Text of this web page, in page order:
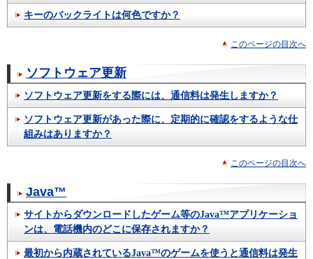
キーのバックライトは何色ですか？
このページの目次へ
ソフトウェア更新
ソフトウェア更新をする際には、通信料は発生しますか？
ソフトウェア更新があった際に、定期的に確認をするような仕
組みはありますか？
このページの目次へ
Java™
サイトからダウンロードしたゲーム等のJava™アプリケーショ
ンは、電話機内のどこに保存されますか？
最初から内蔵されているJava™のゲームを使うと通信料は発生